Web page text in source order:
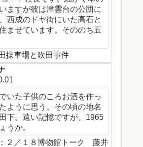
ますが彼は津雲台の公団に
西成のドヤ街にいた高石と
ませています。そののち五
操車場と吹田事件
いた子供のころお酒を作っ
ように思う。その頃の地名
下。遠い記憶ですが。1965
うか。
２／１８博物館トーク 藤井